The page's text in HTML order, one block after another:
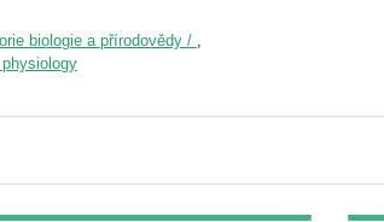
biologie a přírodovědy / ,